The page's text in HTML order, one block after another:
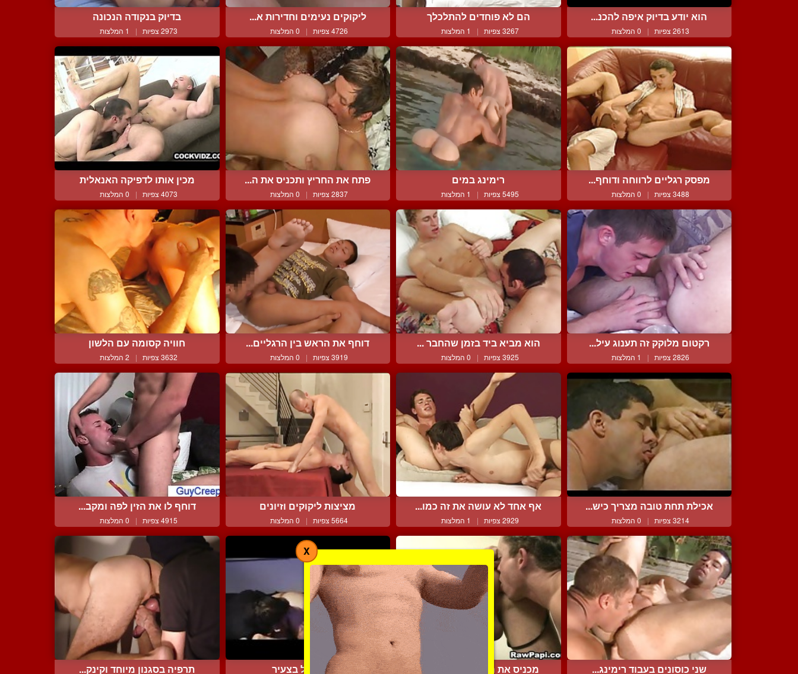
הוא יודע בדיוק איפה להכנ...
2613 צפיות | 0 המלצות
הם לא פוחדים להתלכלך
3267 צפיות | 1 המלצות
ליקוקים נעימים וחדירות א...
4726 צפיות | 0 המלצות
בדיוק בנקודה הנכונה
2973 צפיות | 1 המלצות
מפסק רגליים לרווחה ודוחף...
3488 צפיות | 0 המלצות
רימינג במים
5495 צפיות | 1 המלצות
פתח את החריץ ותכניס את ה...
2837 צפיות | 0 המלצות
מכין אותו לדפיקה האנאלית
4073 צפיות | 0 המלצות
רקטום מלוקק זה תענוג עיל...
2826 צפיות | 1 המלצות
הוא מביא ביד בזמן שהחבר ...
3925 צפיות | 0 המלצות
דוחף את הראש בין הרגליים...
3919 צפיות | 0 המלצות
חוויה קסומה עם הלשון
3632 צפיות | 2 המלצות
אכילת תחת טובה מצריך כיש...
3214 צפיות | 0 המלצות
אף אחד לא עושה את זה כמו...
2929 צפיות | 1 המלצות
מציצות ליקוקים וזיונים
5664 צפיות | 0 המלצות
דוחף לו את הזין לפה ומקב...
4915 צפיות | 0 המלצות
שני כוסונים בעבוד רימינג... מכניס את הלשון שלו עמוק ... גבר מטפל בצעיר תרפיה בסגנון מיוחד וקינק...
X